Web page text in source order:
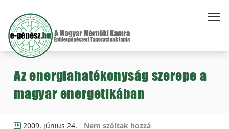
Az energiahatékonyság szerepe a
magyar energetikában
2009. június 24. Nem szóltak hozzá